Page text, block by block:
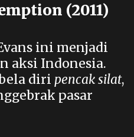
(2011)
ini menjadi
aksi Indonesia.
diri pencak silat,
pasar